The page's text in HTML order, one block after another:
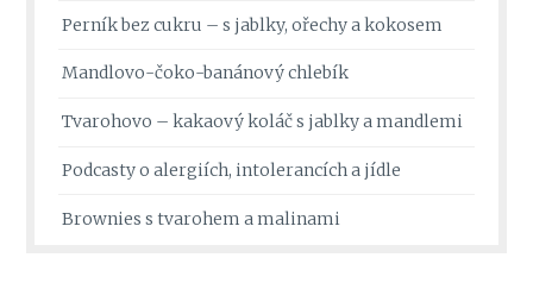
Perník bez cukru – s jablky, ořechy a kokosem
Mandlovo-čoko-banánový chlebík
Tvarohovo – kakaový koláč s jablky a mandlemi
Podcasty o alergiích, intolerancích a jídle
Brownies s tvarohem a malinami